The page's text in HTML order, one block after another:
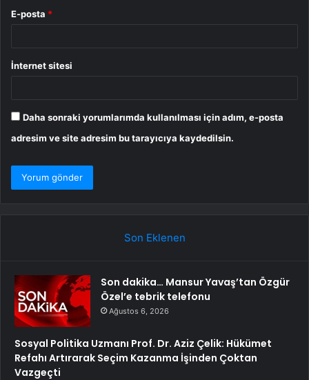
E-posta *
İnternet sitesi
Daha sonraki yorumlarımda kullanılması için adım, e-posta
adresim ve site adresim bu tarayıcıya kaydedilsin.
Son Eklenen
Son dakika… Mansur Yavaş’tan Özgür
Özel’e tebrik telefonu
Ağustos 6, 2026
Sosyal Politika Uzmanı Prof. Dr. Aziz Çelik: Hükümet
Refahı Artırarak Seçim Kazanma İşinden Çoktan
Vazgeçti